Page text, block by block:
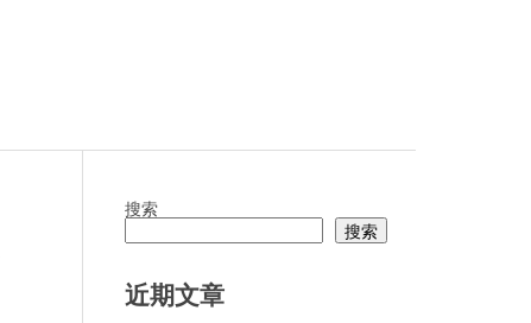
搜索
搜索
近期文章